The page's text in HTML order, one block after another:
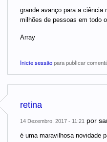
grande avanço para a ciência
milhões de pessoas em todo
Array
Inicie sessãopara publicar
retina
14 Dezembro, 2017 - 11:21 por
é uma maravilhosa novidade